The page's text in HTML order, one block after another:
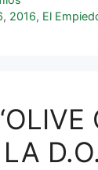
, 2016, El